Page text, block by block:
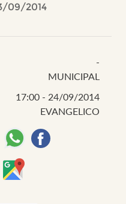
09/2014
-
MUNICIPAL
17:00 - 24/09/2014
EVANGELICO